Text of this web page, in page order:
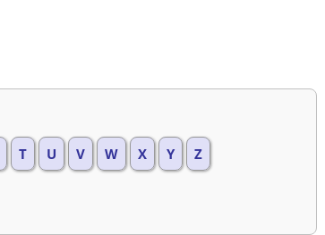
T U V W X Y Z